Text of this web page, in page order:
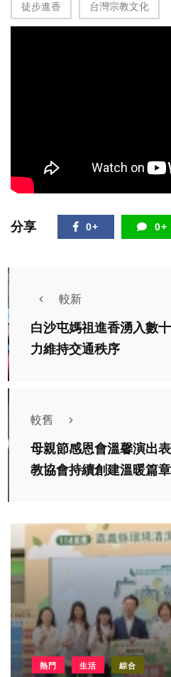
徒步進香 台灣宗教文化
分享 0+ 0+
較新
白沙屯媽祖進香湧入數
力維持交通秩序
較舊
母親節感恩會溫馨演出
教協會持續創建溫暖篇章
熱門 生活 綜合